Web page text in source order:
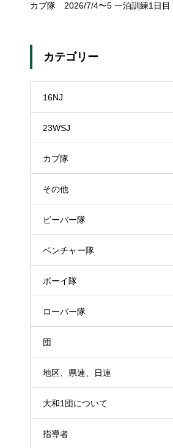
カブ隊 2026/7/4〜5 一泊訓練1日目
カテゴリー
16NJ
23WSJ
カブ隊
その他
ビーバー隊
ベンチャー隊
ボーイ隊
ローバー隊
団
地区、県連、日連
大和1団について
指導者